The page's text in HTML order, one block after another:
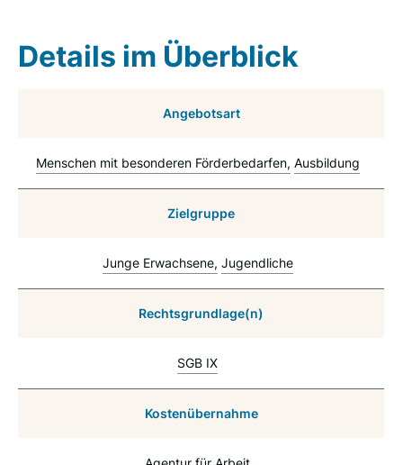
Details im Überblick
Angebotsart
Menschen mit besonderen Förderbedarfen Ausbildung
Zielgruppe
Junge Erwachsene Jugendliche
Rechtsgrundlage(n)
SGB IX
Kostenübernahme